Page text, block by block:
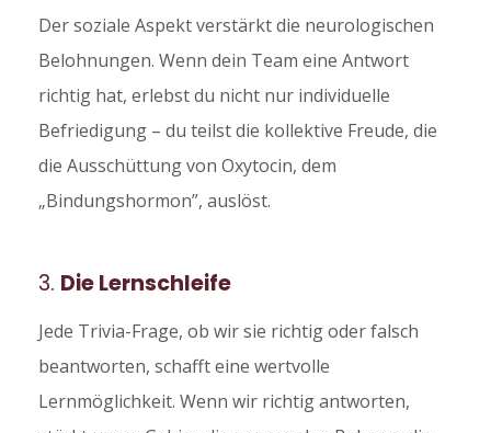
Der soziale Aspekt verstärkt die neurologischen
Belohnungen. Wenn dein Team eine Antwort
richtig hat, erlebst du nicht nur individuelle
Befriedigung – du teilst die kollektive Freude, die
die Ausschüttung von Oxytocin, dem
„Bindungshormon”, auslöst.
3. Die Lernschleife
Jede Trivia-Frage, ob wir sie richtig oder falsch
beantworten, schafft eine wertvolle
Lernmöglichkeit. Wenn wir richtig antworten,